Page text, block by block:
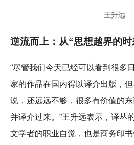
王升远
逆流而上：从“思想越界的
“尽管我们今天已经可以看到很多
家的作品在国内得以译介出版，
说，还远远不够，很多有价值的
并译介过来。”王升远表示，译丛
文学者的职业自觉，也是商务印